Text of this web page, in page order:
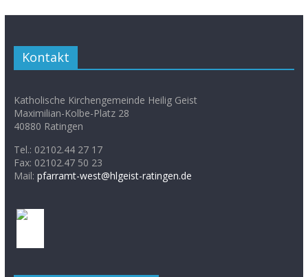
Kontakt
Katholische Kirchengemeinde Heilig Geist
Maximilian-Kolbe-Platz 28
40880 Ratingen
Tel.: 02102.44 27 17
Fax: 02102.47 50 23
Mail: pfarramt-west@hlgeist-ratingen.de